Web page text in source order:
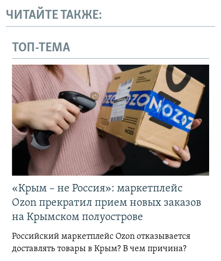
ЧИТАЙТЕ ТАКЖЕ:
ТОП-ТЕМА
«Крым – не Россия»: маркетплейс
Ozon прекратил прием новых заказов
на Крымском полуострове
Российский маркетплейс Ozon отказывается
доставлять товары в Крым? В чем причина?